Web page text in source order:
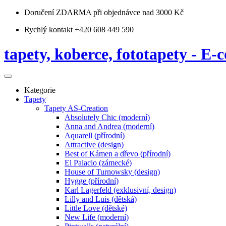
Doručení ZDARMA při objednávce nad 3000 Kč
Rychlý kontakt +420 608 449 590
tapety, koberce, fototapety - E-
Kategorie
Tapety
Tapety AS-Creation
Absolutely Chic (moderní)
Anna and Andrea (moderní)
Aquarell (přírodní)
Attractive (design)
Best of Kámen a dřevo (přírodní)
El Palacio (zámecké)
House of Turnowsky (design)
Hygge (přírodní)
Karl Lagerfeld (exklusivní, design)
Lilly and Luis (dětská)
Little Love (dětské)
New Life (moderní)